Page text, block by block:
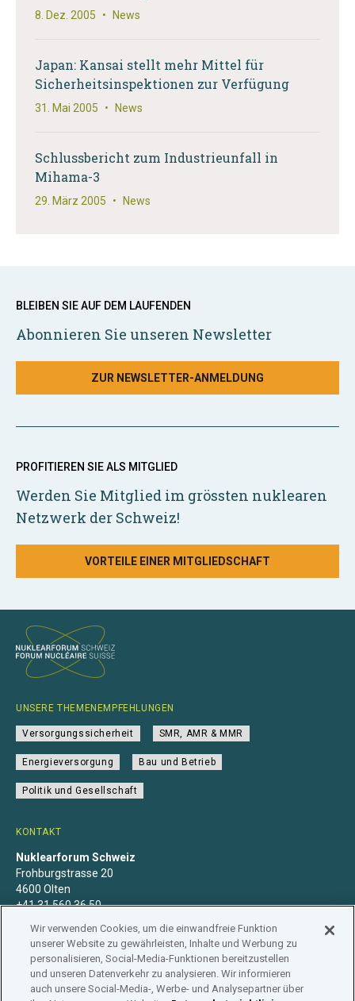
8. Dez. 2005 • News
Japan: Kansai stellt mehr Mittel für
Sicherheitsinspektionen zur Verfügung
31. Mai 2005 • News
Schlussbericht zum Industrieunfall in
Mihama-3
29. März 2005 • News
BLEIBEN SIE AUF DEM LAUFENDEN
Abonnieren Sie unseren Newsletter
ZUR NEWSLETTER-ANMELDUNG
PROFITIEREN SIE ALS MITGLIED
Werden Sie Mitglied im grössten nuklearen
Netzwerk der Schweiz!
VORTEILE EINER MITGLIEDSCHAFT
KONTAKT
Nuklearforum Schweiz
Frohburgstrasse 20
4600 Olten
+41 31 560 36 50
UNSERE THEMENEMPFEHLUNGEN
Versorgungssicherheit SMR, AMR & MMR
Energieversorgung Bau und Betrieb
Politik und Gesellschaft
Datenschutzerklärung Impressum Mitgliedschaft
Wir verwenden Cookies, um die einwandfreie Funktion
unserer Website zu gewährleisten, Inhalte und Werbung zu
personalisieren, Social-Media-Funktionen bereitzustellen
und unseren Datenverkehr zu analysieren. Wir informieren
auch unsere Social-Media-, Werbe- und Analysepartner über